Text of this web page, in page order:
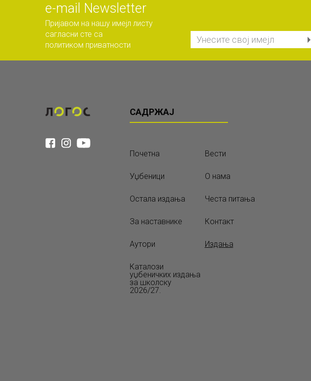
е-mail Newsletter
Пријавом на нашу имејл листу
сагласни сте са
политиком приватности
САДРЖАЈ
Почетна Вести
Уџбеници О нама
Остала издања Честа питања
За наставнике Контакт
Аутори Издања
Каталози
уџбеничких издања
за школску
2026/27.